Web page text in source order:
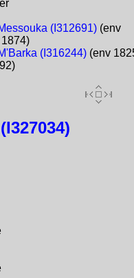
(I312691)(env
(I316244)(env